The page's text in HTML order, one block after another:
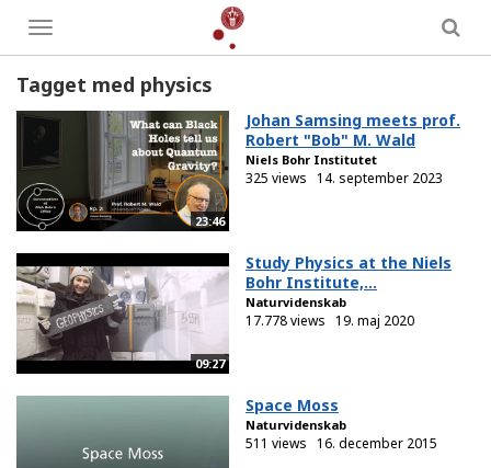
Toggle
menu
Tagget med physics
23:46
Johan Samsing meets prof.
Robert "Bob" M. Wald
Niels Bohr Institutet
325 views 14. september 2023
09:27
Study Physics at the Niels
Bohr Institute,...
Naturvidenskab
17.778 views 19. maj 2020
Space Moss
Naturvidenskab
511 views 16. december 2015